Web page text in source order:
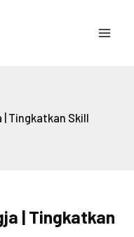
Tingkatkan Skill
| Tingkatkan